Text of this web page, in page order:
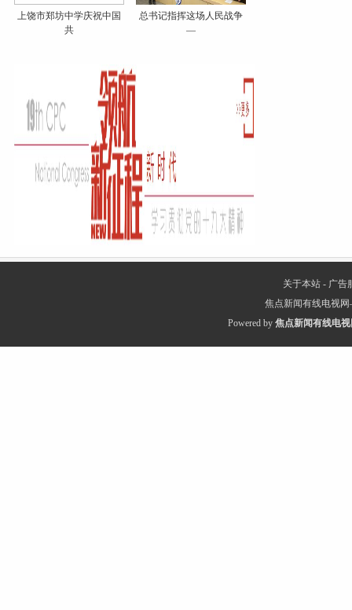
上饶市郑坊中学庆祝中国
共
总书记指挥这场人民战争
—
关于本站 - 广告
焦点新闻有线电视
Powered by 焦点新闻有线电